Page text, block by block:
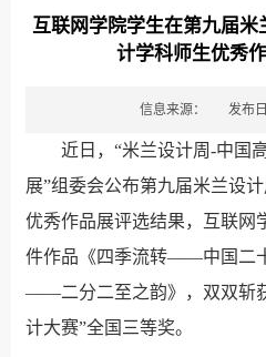
互联网学院学生在第九届
计学科师生优秀
信息来源： 发布
近日，“米兰设计周-中国
展”组委会公布第九届米兰设
优秀作品展评选结果，互联网
件作品《四季流转——中国二
——二分二至之韵》，双双斩
计大赛”全国三等奖。